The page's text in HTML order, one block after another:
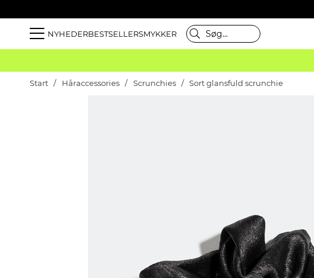
NYHEDERBESTSELLERSMYKKER
Start Håraccessories Scrunchies Sort glansfuld scrunchie